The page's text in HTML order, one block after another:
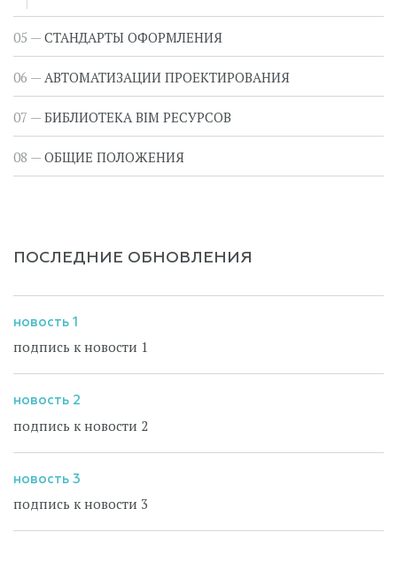
СТАНДАРТЫ ОФОРМЛЕНИЯ
АВТОМАТИЗАЦИИ ПРОЕКТИРОВАНИЯ
БИБЛИОТЕКА BIM РЕСУРСОВ
ОБЩИЕ ПОЛОЖЕНИЯ
ПОСЛЕДНИЕ ОБНОВЛЕНИЯ
новость 1
подпись к новости 1
новость 2
подпись к новости 2
новость 3
подпись к новости 3